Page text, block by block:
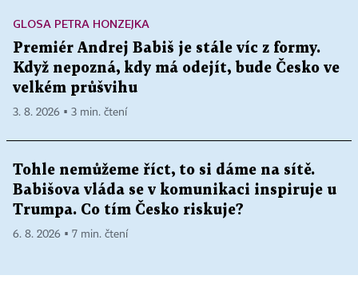
GLOSA PETRA HONZEJKA
Premiér Andrej Babiš je stále víc z formy.
Když nepozná, kdy má odejít, bude Česko ve
velkém průšvihu
3. 8. 2026 ▪ 3 min. čtení
Tohle nemůžeme říct, to si dáme na sítě.
Babišova vláda se v komunikaci inspiruje u
Trumpa. Co tím Česko riskuje?
6. 8. 2026 ▪ 7 min. čtení